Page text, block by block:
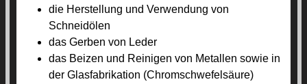
die Herstellung und Verwendung von
Schneidölen
das Gerben von Leder
das Beizen und Reinigen von Metallen sowie in
der Glasfabrikation (Chromschwefelsäure)